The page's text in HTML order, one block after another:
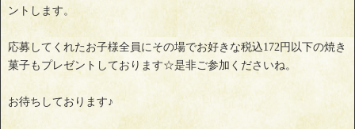
ントします。
応募してくれたお子様全員にその場でお好きな税込172円以下の焼き
菓子もプレゼントしております☆是非ご参加くださいね。
お待ちしております♪